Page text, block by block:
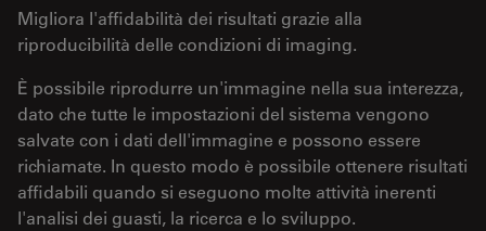
Migliora l'affidabilità dei risultati grazie alla
riproducibilità delle condizioni di imaging.
È possibile riprodurre un'immagine nella sua interezza,
dato che tutte le impostazioni del sistema vengono
salvate con i dati dell'immagine e possono essere
richiamate. In questo modo è possibile ottenere risultati
affidabili quando si eseguono molte attività inerenti
l'analisi dei guasti, la ricerca e lo sviluppo.